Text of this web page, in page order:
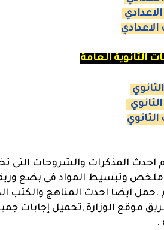
الثانوية العامة
احدث المذكرات والشروحات التى
وملخص وتبسيط المواد فى بضع
.حمل ايضا احدث المناهج والكتب
موقع الوزارة ,تحميل إجابات
.